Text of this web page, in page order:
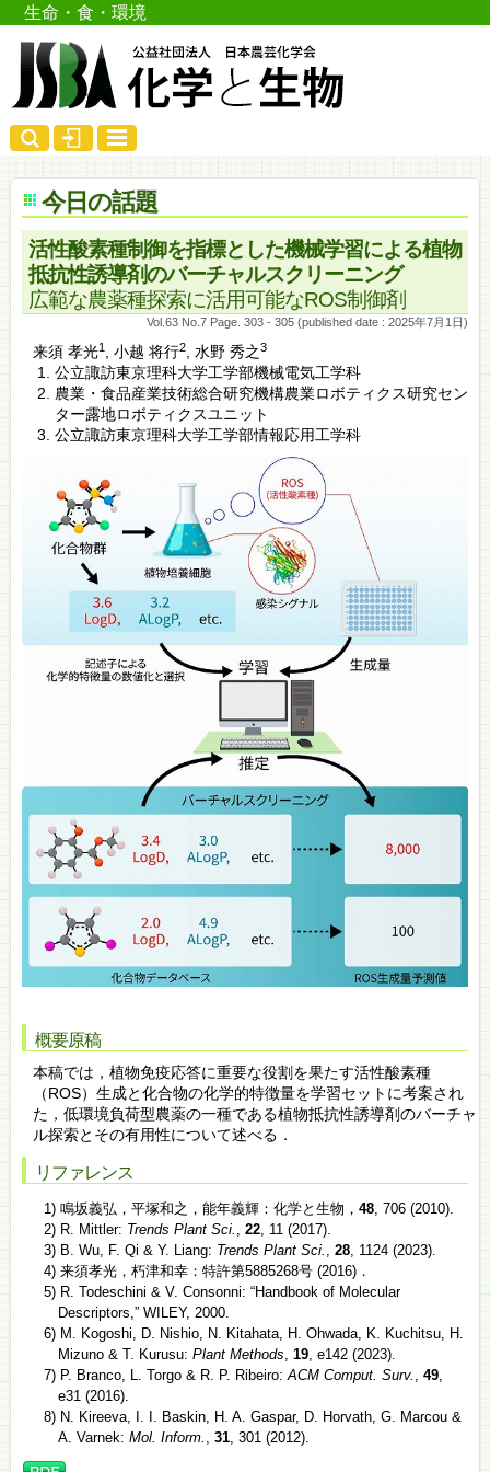
生命・食・環境
今日の話題
活性酸素種制御を指標とした機械学習による植物
抵抗性誘導剤のバーチャルスクリーニング
広範な農薬種探索に活用可能なROS制御剤
Vol.63 No.7 Page. 303 - 305 (published date : 2025年7月1日)
来須 孝光1, 小越 将行2, 水野 秀之3
公立諏訪東京理科大学工学部機械電気工学科
農業・食品産業技術総合研究機構農業ロボティクス研究セン
ター露地ロボティクスユニット
公立諏訪東京理科大学工学部情報応用工学科
概要原稿
本稿では，植物免疫応答に重要な役割を果たす活性酸素種
（ROS）生成と化合物の化学的特徴量を学習セットに考案され
た，低環境負荷型農薬の一種である植物抵抗性誘導剤のバーチャ
ル探索とその有用性について述べる．
リファレンス
1) 鳴坂義弘，平塚和之，能年義輝：化学と生物， 48, 706 (2010).
2) R. Mittler: Trends Plant Sci. 22, 11 (2017).
3) B. Wu, F. Qi & Y. Liang: Trends Plant Sci. 28, 1124 (2023).
4) 来須孝光，朽津和幸：特許第5885268号 (2016)．
5) R. Todeschini & V. Consonni: “Handbook of Molecular
Descriptors,” WILEY, 2000.
6) M. Kogoshi, D. Nishio, N. Kitahata, H. Ohwada, K. Kuchitsu, H.
Mizuno & T. Kurusu: Plant Methods 19, e142 (2023).
7) P. Branco, L. Torgo & R. P. Ribeiro: ACM Comput. Surv. 49,
e31 (2016).
8) N. Kireeva, I. I. Baskin, H. A. Gaspar, D. Horvath, G. Marcou &
A. Varnek: Mol. Inform. 31, 301 (2012).